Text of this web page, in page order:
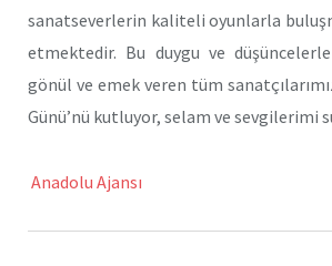
sanatseverlerin kaliteli oyunlarla
etmektedir. Bu duygu ve
gönül ve emek veren tüm
Günü’nü kutluyor, selam ve sevgilerimi
Anadolu Ajansı